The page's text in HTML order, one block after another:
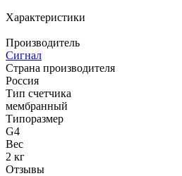
Характеристики
Производитель
Сигнал
Страна производителя
Россия
Тип счетчика
мембранный
Типоразмер
G4
Вес
2 кг
Отзывы